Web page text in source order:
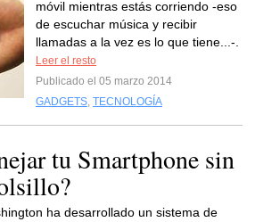
móvil mientras estás corriendo -eso
de escuchar música y recibir
llamadas a la vez es lo que tiene...-.
Leer el resto
Publicado el 05 marzo 2014
GADGETS, TECNOLOGÍA
tu Smartphone sin
ha desarrollado un sistema de